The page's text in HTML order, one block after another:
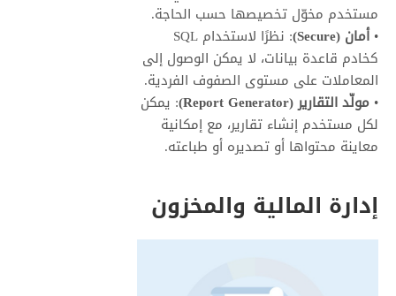
مستخدم مخوّل تخصيصها حسب الحاجة.
• أمان (Secure)
: نظرًا لاستخدام SQL
كخادم قاعدة بيانات، لا يمكن الوصول إلى
المعاملات على مستوى الصفوف الفردية.
• مولّد التقارير (Report Generator)
: يمكن
لكل مستخدم إنشاء تقارير، مع إمكانية
معاينة محتواها أو تصديره أو طباعته.
إدارة المالية والمخزون